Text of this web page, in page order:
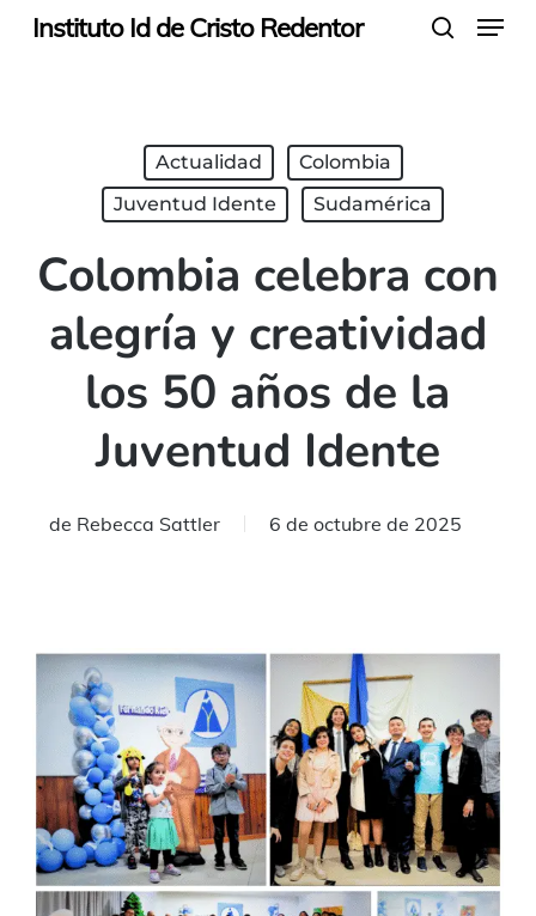
SkipInstituto Id de Cristo Redentor Menu
Actualidad
Colombia
Juventud Idente
Sudamérica
Colombia celebra con
alegría y creatividad
los 50 años de la
Juventud Idente
de Rebecca Sattler 6 de octubre de 2025